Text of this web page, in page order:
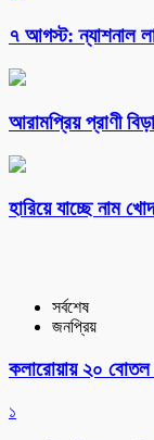
৭ আগস্ট: ন্যাশনাল
আরামপ্রিয় প্রাণী
হারিয়ে যাচ্ছে নাম
সর্বশেষ
জনপ্রিয়
কলারোয়ায় ২০
১